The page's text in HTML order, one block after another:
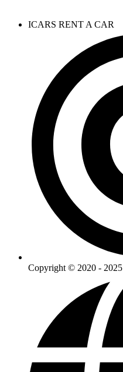
ICARS RENT A CAR
Copyright © 2020 - 2025